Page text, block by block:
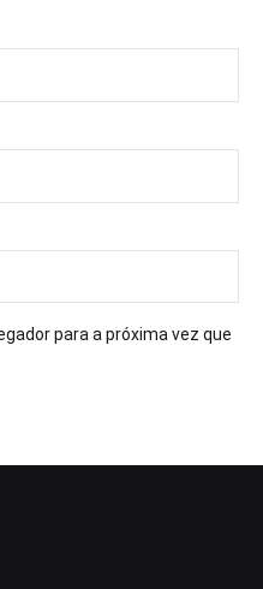
para a próxima vez que